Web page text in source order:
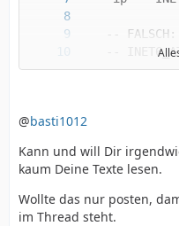
;
@basti1012
Kann und will Dir
kaum Deine Texte lesen.
Wollte das nur posten,
im Thread steht.